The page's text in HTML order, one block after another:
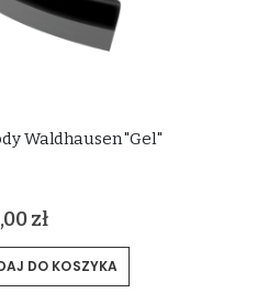
Waldhausen "Gel"
zł
DO KOSZYKA